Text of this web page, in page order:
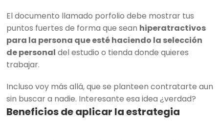
El documento llamado porfolio debe mostrar tus
puntos fuertes de forma que sean hiperatractivos
para la persona que esté haciendo la selección
de personal del estudio o tienda donde quieres
trabajar.
Incluso voy más allá, que se planteen contratarte aun
sin buscar a nadie. Interesante esa idea ¿verdad?
Beneficios de aplicar la estrategia